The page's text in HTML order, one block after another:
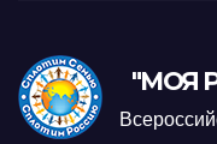
"МОЯ